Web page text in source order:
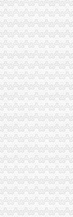
管
费教育
年工作要点
定标准顺利实施
一”一般纳税人公司条件
日市场安全
山县检查指导工作
行政执法形象
个到位
关效能建设
指导
质量监管
工作帷幕